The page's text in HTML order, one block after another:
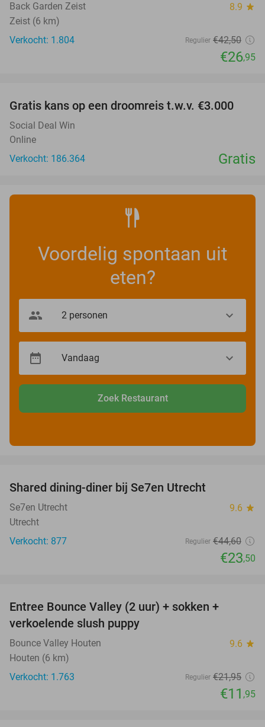
Back Garden Zeist 8.9 star
Zeist (6 km)
Verkocht: 1.804
Regulier €42,50
€26,95
Gratis kans op een droomreis t.w.v. €3.000
Social Deal Win
Online
Verkocht: 186.364
Gratis
Voordelig spontaan uit
eten?
Zoek Restaurant
Shared dining-diner bij Se7en Utrecht
Se7en Utrecht 9.6 star
Utrecht
Verkocht: 877
Regulier €44,60
€23,50
Entree Bounce Valley (2 uur) + sokken +
verkoelende slush puppy
Bounce Valley Houten 9.6 star
Houten (6 km)
Verkocht: 1.763
Regulier €21,95
€11 ,95